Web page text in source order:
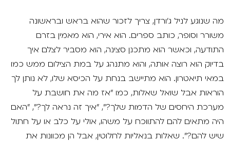
מה שנוגע לניל ג'ורדן, צריך לזכור שהוא בראש ובראשונה
משורר וסופר, כותב ספרים. הוא אירי, הוא מאמין בזרם
התודעה, וכאשר הוא מתכנן סצינה, הוא מסביר לצלם איך
בדיוק הוא רוצה אותה, והוא מתנהג על במת הצילום ממש כמו
במאי תיאטרון. הוא מתיישב בנחת על הכיסא שלו, לא נותן לך
הוראות אבל שואל שאלות, כמו "אז מה את חושבת על
מערכת היחסים של הדמות שלך?", "איך זה נראה לך?", "האם
היה מתאים להם להתווכח על משהו, אולי על כלב או על חתול
שיש להם?". שאלות בנאליות לחלוטין, אבל הן מכוונות את